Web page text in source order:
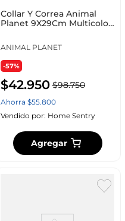
Collar Y Correa Animal
Planet 9X29Cm Multicolor
ANIMAL PLANET
-57%
$42.950 $98.750
Ahorra $55.800
Vendido por: Home Sentry
Agregar